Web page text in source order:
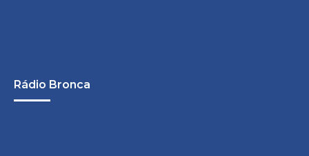
Rádio Bronca